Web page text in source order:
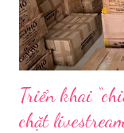
hội Mùa đông.
Triển khai
chặt